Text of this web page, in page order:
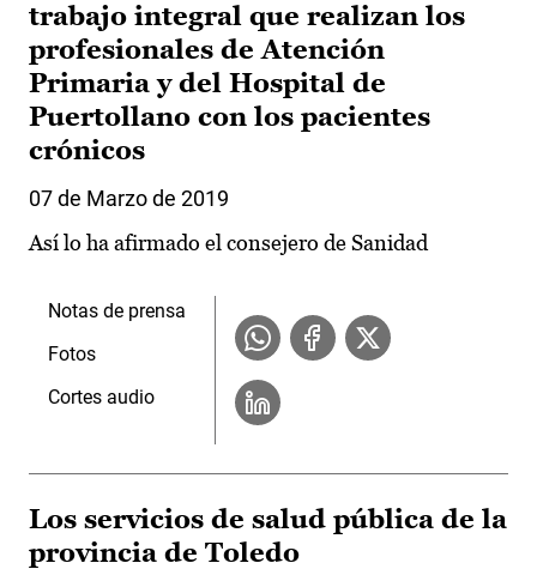
trabajo integral que realizan los
profesionales de Atención
Primaria y del Hospital de
Puertollano con los pacientes
crónicos
07 de Marzo de 2019
Así lo ha afirmado el consejero de Sanidad
Notas de prensa
Fotos
Cortes audio
Los servicios de salud pública de la
provincia de Toledo